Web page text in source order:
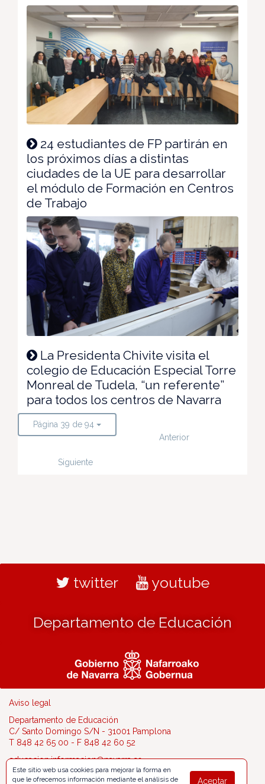
24 estudiantes de FP partirán en
los próximos días a distintas
ciudades de la UE para desarrollar
el módulo de Formación en Centros
de Trabajo
La Presidenta Chivite visita el
colegio de Educación Especial Torre
Monreal de Tudela, “un referente”
para todos los centros de Navarra
Página 39 de 94
Anterior
Siguiente
twitter youtube
Departamento de Educación
Aviso legal
Departamento de Educación
C/ Santo Domingo S/N - 31001 Pamplona
T 848 42 65 00 - F 848 42 60 52
educacion.informacion@navarra.es
Aceptar
Este sitio web usa cookies para mejorar la forma en
que le ofrecemos información mediante el análisis de